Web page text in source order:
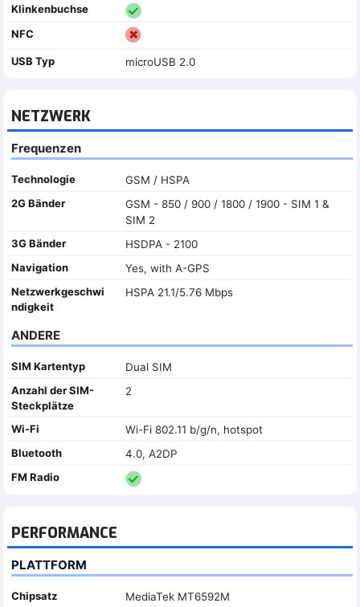
Klinkenbuchse
NFC
USB Typ microUSB 2.0
NETZWERK
Frequenzen
Technologie
GSM / HSPA
2G Bänder
GSM - 850 / 900 / 1800 / 1900 - SIM 1 &
SIM 2
3G Bänder
HSDPA - 2100
Navigation
Yes, with A-GPS
Netzwerkgeschwi
ndigkeit
HSPA 21.1/5.76 Mbps
ANDERE
SIM Kartentyp
Dual SIM
Anzahl der SIM-
Steckplätze
2
Wi-Fi
Wi-Fi 802.11 b/g/n, hotspot
Bluetooth
4.0, A2DP
FM Radio
PERFORMANCE
PLATTFORM
Chipsatz MediaTek MT6592M